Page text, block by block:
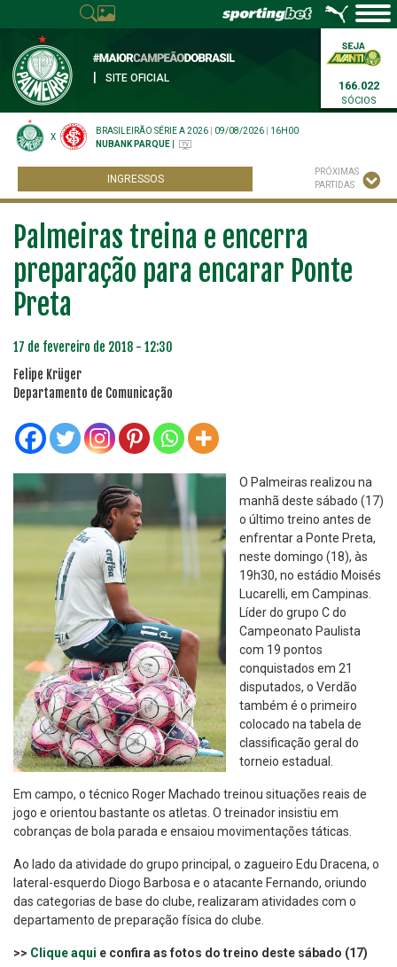
SITE OFICIAL
166.022
SÓCIOS
X
BRASILEIRÃO SÉRIE A 2026 09/08/2026
16H00
NUBANK PARQUE
INGRESSOS
PRÓXIMAS
PARTIDAS
Palmeiras treina e encerra
preparação para encarar Ponte
Preta
17 de fevereiro de 2018 - 12:30
Felipe Krüger
Departamento de Comunicação
O Palmeiras realizou na
manhã deste sábado (17)
o último treino antes de
enfrentar a Ponte Preta,
neste domingo (18), às
19h30, no estádio Moisés
Lucarelli, em Campinas.
Líder do grupo C do
Campeonato Paulista
com 19 pontos
conquistados em 21
disputados, o Verdão
também é o primeiro
colocado na tabela de
classificação geral do
torneio estadual.
Em campo, o técnico Roger Machado treinou situações reais de
jogo e orientou bastante os atletas. O treinador insistiu em
cobranças de bola parada e ensaiou movimentações táticas.
Ao lado da atividade do grupo principal, o zagueiro Edu Dracena, o
lateral-esquerdo Diogo Barbosa e o atacante Fernando, oriundo
das categorias de base do clube, realizaram atividades com o
departamento de preparação física do clube.
>> Clique aqui e confira as fotos do treino deste sábado (17)